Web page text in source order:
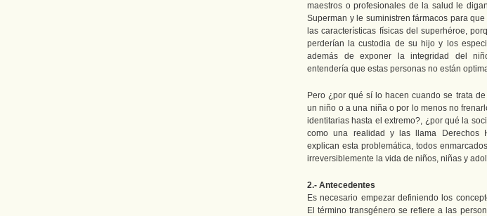
maestros o profesionales de la salud le
Superman y le suministren fármacos para
las características físicas del superhéroe,
perderían la custodia de su hijo y los
además de exponer la integridad del
entendería que estas personas no están
Pero ¿por qué sí lo hacen cuando se trata
un niño o a una niña o por lo menos no
identitarias hasta el extremo?, ¿por qué la
como una realidad y las llama Derechos
explican esta problemática, todos
irreversiblemente la vida de niños, niñas y
2.- Antecedentes
Es necesario empezar definiendo los
El término transgénero se refiere a las